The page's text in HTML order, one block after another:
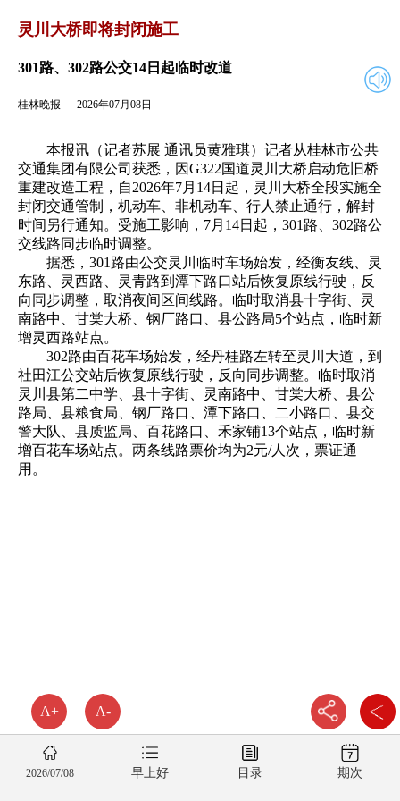
A+ A-
2026年07月08日
灵川大桥即将封闭施工
301路、302路公交14日起临时改道
桂林晚报 2026年07月08日
本报讯（记者苏展 通讯员黄雅琪）记者从桂林市公共
交通集团有限公司获悉，因G322国道灵川大桥启动危旧桥
重建改造工程，自2026年7月14日起，灵川大桥全段实施全
封闭交通管制，机动车、非机动车、行人禁止通行，解封
时间另行通知。受施工影响，7月14日起，301路、302路公
交线路同步临时调整。
据悉，301路由公交灵川临时车场始发，经衡友线、灵
东路、灵西路、灵青路到潭下路口站后恢复原线行驶，反
向同步调整，取消夜间区间线路。临时取消县十字街、灵
南路中、甘棠大桥、钢厂路口、县公路局5个站点，临时新
增灵西路站点。
302路由百花车场始发，经丹桂路左转至灵川大道，到
社田江公交站后恢复原线行驶，反向同步调整。临时取消
灵川县第二中学、县十字街、灵南路中、甘棠大桥、县公
路局、县粮食局、钢厂路口、潭下路口、二小路口、县交
警大队、县质监局、百花路口、禾家铺13个站点，临时新
增百花车场站点。两条线路票价均为2元/人次，票证通
用。
2026/07/08 早上好 目录 期次